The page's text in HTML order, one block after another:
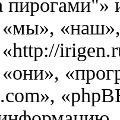
пирогами"»